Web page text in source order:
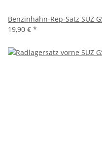
Benzinhahn-Rep-Satz SUZ
19,90 € *